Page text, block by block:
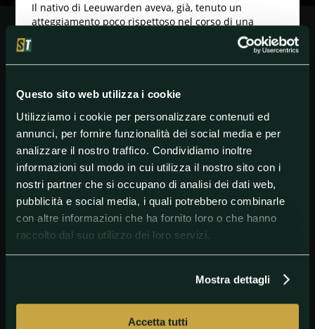
Questo sito web utilizza i cookie
Utilizziamo i cookie per personalizzare contenuti ed
annunci, per fornire funzionalità dei social media e per
analizzare il nostro traffico. Condividiamo inoltre
informazioni sul modo in cui utilizza il nostro sito con i
nostri partner che si occupano di analisi dei dati web,
pubblicità e social media, i quali potrebbero combinarle
con altre informazioni che ha fornito loro o che hanno
raccolto dal suo utilizzo dei loro servizi.
Mostra dettagli
Accetta tutti
Il nativo di Leeuwarden aveva, già, tenuto un
atteggiamento poco rispettoso nel corso di una
conferenza stampa quando si era coperto il volto con
la bandiera olandese perché infastidito dal fatto di
trovarsi vicino alla concorrente israeliana.
branoEuropapa, una canzone dedicata ai genitori
morti quando lui era piccolo, ma che affronta il tema
del sogno infranto dell’Europa unita e di un mondo
senza più confini.
#Eurovision #JoostKlein